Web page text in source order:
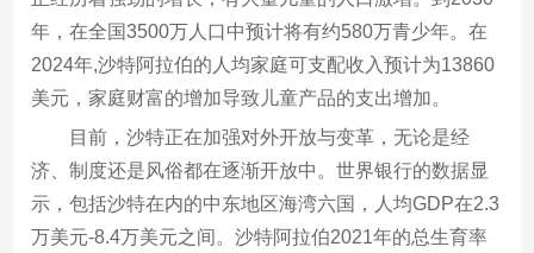
年，在全国3500万人口中预计将有约580万青少年。在
2024年,沙特阿拉伯的人均家庭可支配收入预计为13860
美元，家庭财富的增加导致儿童产品的支出增加。
目前，沙特正在加强对外开放与变革，无论是经
济、制度还是风俗都在逐渐开放中。世界银行的数据显
示，包括沙特在内的中东地区海湾六国，人均GDP在2.3
万美元-8.4万美元之间。沙特阿拉伯2021年的总生育率